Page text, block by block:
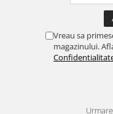
Vreau sa
magazinului.